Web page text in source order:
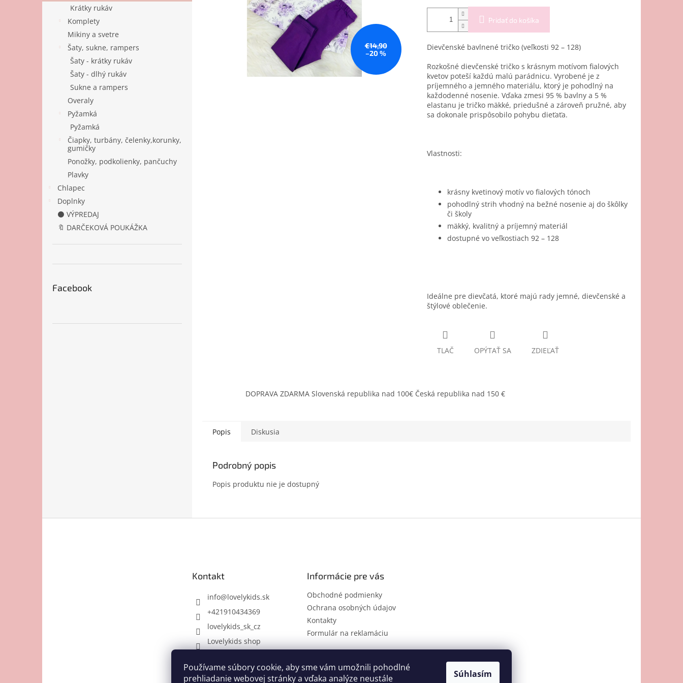
Používame súbory cookie, aby sme vám umožnili pohodlné
prehliadanie webovej stránky a vďaka analýze neustále
Súhlasím
Krátky rukáv
Komplety
Mikiny a svetre
Šaty, sukne, rampers
Šaty - krátky rukáv
Šaty - dlhý rukáv
Sukne a rampers
Overaly
Pyžamká
Pyžamká
Čiapky, turbány, čelenky,korunky,
gumičky
Ponožky, podkolienky, pančuchy
Plavky
Chlapec
Doplnky
⚫ VÝPREDAJ
🔖 DARČEKOVÁ POUKÁŽKA
Facebook
€14,90
–20 %
Pridať do košíka
Dievčenské bavlnené tričko (veľkosti 92 – 128)
Rozkošné dievčenské tričko s krásnym motívom fialových
kvetov poteší každú malú parádnicu. Vyrobené je z
príjemného a jemného materiálu, ktorý je pohodlný na
každodenné nosenie. Vďaka zmesi 95 % bavlny a 5 %
elastanu je tričko mäkké, priedušné a zároveň pružné, aby
sa dokonale prispôsobilo pohybu dieťaťa.
Vlastnosti:
krásny kvetinový motív vo fialových tónoch
pohodlný strih vhodný na bežné nosenie aj do škôlky
či školy
mäkký, kvalitný a príjemný materiál
dostupné vo veľkostiach 92 – 128
Ideálne pre dievčatá, ktoré majú rady jemné, dievčenské a
štýlové oblečenie.
TLAČ OPÝTAŤ SA ZDIEĽAŤ
DOPRAVA ZDARMA Slovenská republika nad 100€ Česká republika nad 150 €
Popis Diskusia
Podrobný popis
Popis produktu nie je dostupný
Kontakt
info@lovelykids.sk
+421910434369
lovelykids_sk_cz
Lovelykids shop
Informácie pre vás
Obchodné podmienky
Ochrana osobných údajov
Kontakty
Formulár na reklamáciu
Kontakty Novinky